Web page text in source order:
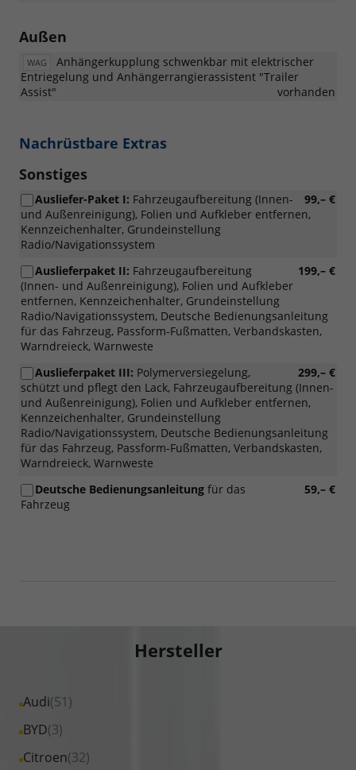
mit:
19"
Leichtmetallfelgen
Leeds
/
Graphite
glanzgedreht,
[PJG]
18"
Leichtmetallfelgen
in
Dark
Graphite
/
glanzgedreht
und
[PJM]
18"
Leichtmetallfelgen
York
in
Schwarz
/
Außen
WAG
Anhängerkupplung schwenkbar mit elektrischer
Entriegelung und Anhängerrangierassistent "Trailer
Assist"
vorhanden
Nachrüstbare Extras
Sonstiges
99,– €
Ausliefer-Paket I: Fahrzeugaufbereitung (Innen-
und Außenreinigung), Folien und Aufkleber entfernen,
Kennzeichenhalter, Grundeinstellung
Radio/Navigationssystem
199,– €
Auslieferpaket II: Fahrzeugaufbereitung
(Innen- und Außenreinigung), Folien und Aufkleber
entfernen, Kennzeichenhalter, Grundeinstellung
Radio/Navigationssystem, Deutsche Bedienungsanleitung
für das Fahrzeug, Passform-Fußmatten, Verbandskasten,
Warndreieck, Warnweste
299,– €
Auslieferpaket III: Polymerversiegelung,
schützt und pflegt den Lack, Fahrzeugaufbereitung (Innen-
und Außenreinigung), Folien und Aufkleber entfernen,
Kennzeichenhalter, Grundeinstellung
Radio/Navigationssystem, Deutsche Bedienungsanleitung
für das Fahrzeug, Passform-Fußmatten, Verbandskasten,
Warndreieck, Warnweste
59,– €
Deutsche Bedienungsanleitung für das
Fahrzeug
Hersteller
Audi(51)
Alle
Fahrzeuge
Audi
BYD(3)
Alle
Fahrzeuge
Citroen(32)
Alle